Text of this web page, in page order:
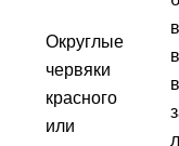
Округлые
червяки
красного
или